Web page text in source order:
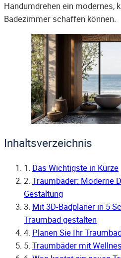
Handumdrehen ein modernes,
Badezimmer schaffen können.
Inhaltsverzeichnis
1. Das Wichtigste in Kürze
2. Traumbäder: Moderne
Gestaltung
3. Mit 3D-Badplaner in 5
Traumbad gestalten
4. Planen Sie Ihr
5. Traumbäder mit